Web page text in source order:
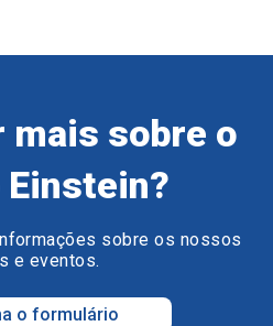
mais sobre o
Einstein?
sobre os nossos
e eventos.
o formulário